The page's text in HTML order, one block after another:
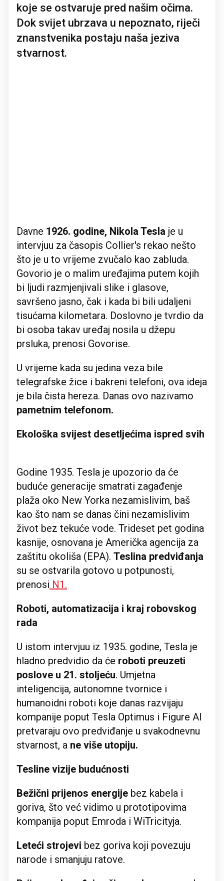
koje se ostvaruje pred našim očima.
Dok svijet ubrzava u nepoznato, riječi
znanstvenika postaju naša jeziva
stvarnost.
Davne 1926. godine, Nikola Tesla je u
intervjuu za časopis Collier's rekao nešto
što je u to vrijeme zvučalo kao zabluda.
Govorio je o malim uređajima putem kojih
bi ljudi razmjenjivali slike i glasove,
savršeno jasno, čak i kada bi bili udaljeni
tisućama kilometara. Doslovno je tvrdio da
bi osoba takav uređaj nosila u džepu
prsluka, prenosi Govorise.
U vrijeme kada su jedina veza bile
telegrafske žice i bakreni telefoni, ova ideja
je bila čista hereza. Danas ovo nazivamo
pametnim telefonom.
Ekološka svijest desetljećima ispred svih
Godine 1935. Tesla je upozorio da će
buduće generacije smatrati zagađenje
plaža oko New Yorka nezamislivim, baš
kao što nam se danas čini nezamislivim
život bez tekuće vode. Trideset pet godina
kasnije, osnovana je Američka agencija za
zaštitu okoliša (EPA). Teslina predviđanja
su se ostvarila gotovo u potpunosti,
prenosi N1.
Roboti, automatizacija i kraj robovskog
rada
U istom intervjuu iz 1935. godine, Tesla je
hladno predvidio da će roboti preuzeti
poslove u 21. stoljeću. Umjetna
inteligencija, autonomne tvornice i
humanoidni roboti koje danas razvijaju
kompanije poput Tesla Optimus i Figure AI
pretvaraju ovo predviđanje u svakodnevnu
stvarnost, a ne više utopiju.
Tesline vizije budućnosti
Bežični prijenos energije bez kabela i
goriva, što već vidimo u prototipovima
kompanija poput Emroda i WiTricityja.
Leteći strojevi bez goriva koji povezuju
narode i smanjuju ratove.